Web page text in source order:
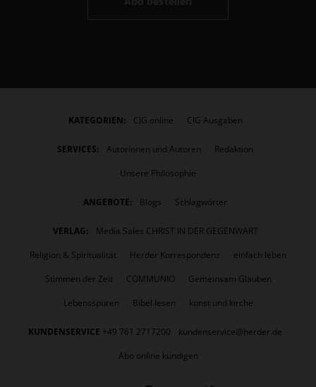
KATEGORIEN: CIG online CIG Ausgaben
SERVICES: Autorinnen und Autoren
Redaktion
Unsere Philosophie
ANGEBOTE: Blogs Schlagwörter
VERLAG:
Media Sales CHRIST IN DER GEGENWART
Religion & Spiritualität
Herder Korrespondenz
einfach leben
Stimmen der Zeit
COMMUNIO
Gemeinsam Glauben
Lebensspuren
Bibel lesen kunst und kirche
KUNDENSERVICE +49 761 2717200
kundenservice@herder.de
Abo online kündigen